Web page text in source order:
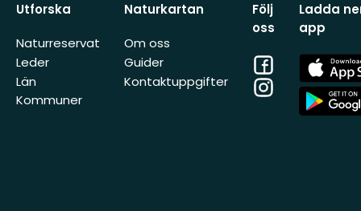
Utforska
Naturreservat
Leder
Län
Kommuner
Naturkartan
Om oss
Guider
Kontaktuppgifter
Följ
oss
Facebook
Instagram
Ladda
app
App
Store
App
Store